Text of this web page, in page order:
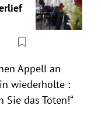
Appell an
wiederholte :
Sie das Töten!“